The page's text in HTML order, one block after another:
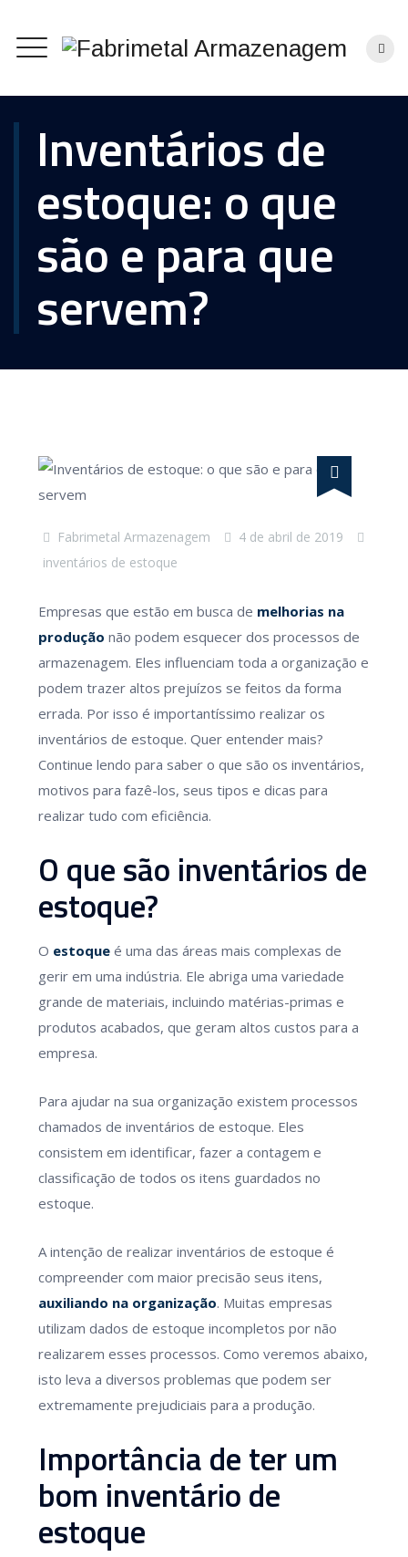
Inventários de
estoque: o que
são e para que
servem?
Fabrimetal Armazenagem
4 de abril de 2019
inventários de estoque
Empresas que estão em busca de melhorias na
produção não podem esquecer dos processos de
armazenagem. Eles influenciam toda a organização e
podem trazer altos prejuízos se feitos da forma
errada. Por isso é importantíssimo realizar os
inventários de estoque. Quer entender mais?
Continue lendo para saber o que são os inventários,
motivos para fazê-los, seus tipos e dicas para
realizar tudo com eficiência.
O que são inventários de
estoque?
O estoque é uma das áreas mais complexas de
gerir em uma indústria. Ele abriga uma variedade
grande de materiais, incluindo matérias-primas e
produtos acabados, que geram altos custos para a
empresa.
Para ajudar na sua organização existem processos
chamados de inventários de estoque. Eles
consistem em identificar, fazer a contagem e
classificação de todos os itens guardados no
estoque.
A intenção de realizar inventários de estoque é
compreender com maior precisão seus itens,
auxiliando na organização. Muitas empresas
utilizam dados de estoque incompletos por não
realizarem esses processos. Como veremos abaixo,
isto leva a diversos problemas que podem ser
extremamente prejudiciais para a produção.
Importância de ter um
bom inventário de
estoque